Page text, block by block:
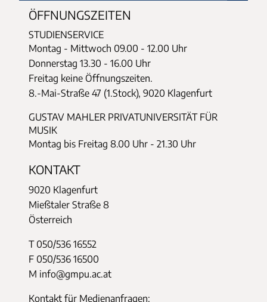
ÖFFNUNGSZEITEN
STUDIENSERVICE
Montag - Mittwoch 09.00 - 12.00 Uhr
Donnerstag 13.30 - 16.00 Uhr
Freitag keine Öffnungszeiten.
8.-Mai-Straße 47 (1.Stock), 9020 Klagenfurt
GUSTAV MAHLER PRIVATUNIVERSITÄT FÜR
MUSIK
Montag bis Freitag 8.00 Uhr - 21.30 Uhr
KONTAKT
9020 Klagenfurt
Mießtaler Straße 8
Österreich
T 050/536 16552
F 050/536 16500
M info@gmpu.ac.at
Kontakt für Medienanfragen: